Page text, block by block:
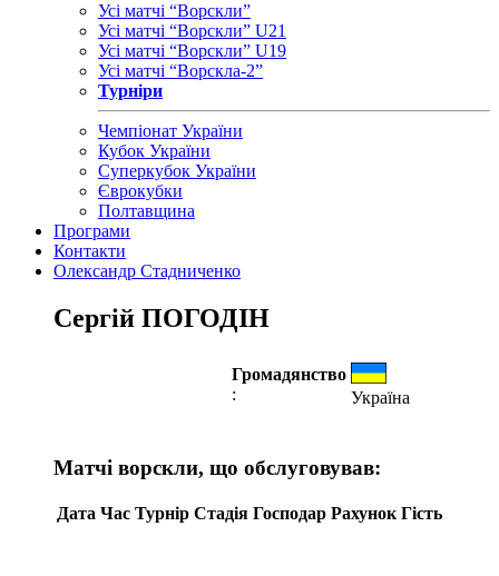
Усі матчі “Ворскли”
Усі матчі “Ворскли” U21
Усі матчі “Ворскли” U19
Усі матчі “Ворскла-2”
Турніри
Чемпіонат України
Кубок України
Суперкубок України
Єврокубки
Полтавщина
Програми
Контакти
Олександр Стадниченко
Сергій ПОГОДІН
Громадянство
:
Україна
Матчі ворскли, що обслуговував:
Дата Час Турнір Стадія Господар Рахунок Гість